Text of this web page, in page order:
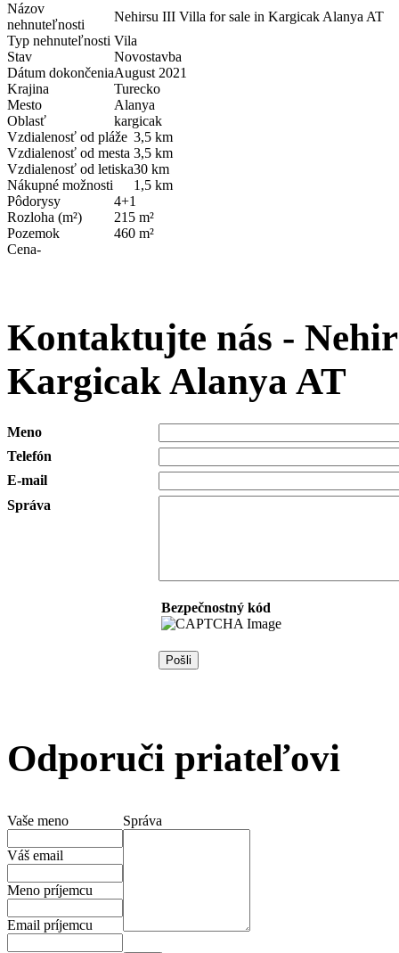
Názov
nehnuteľnosti
Nehirsu III Villa for sale in Kargicak Alanya AT
Typ nehnuteľnosti Vila
Stav
Novostavba
Dátum dokončeniaAugust 2021
Krajina
Turecko
Mesto
Alanya
Oblasť
kargicak
Vzdialenosť od pláže 3,5 km
Vzdialenosť od mesta 3,5 km
Vzdialenosť od letiska30 km
Nákupné možnosti
1,5 km
Pôdorysy
4+1
Rozloha (m²)
215 m²
Pozemok
460 m²
Cena-
Kontaktujte nás -
Kargicak Alanya AT
Meno
Telefón
E-mail
Správa
Bezpečnostný kód
Odporuči priateľovi
Vaše meno
Váš email
Meno príjemcu
Email príjemcu
Správa